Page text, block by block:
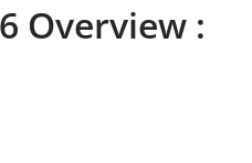
Overview :